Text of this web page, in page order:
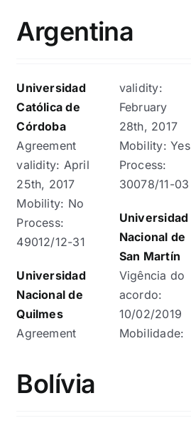
Argentina
Universidad
Católica de
Córdoba
Agreement
validity: April
25th, 2017
Mobility: No
Process:
49012/12-31
Universidad
Nacional de
Quilmes
Agreement
validity:
February
28th, 2017
Mobility: Yes
Process:
30078/11-03
Universidad
Nacional de
San Martín
Vigência do
acordo:
10/02/2019
Mobilidade:
Bolívia